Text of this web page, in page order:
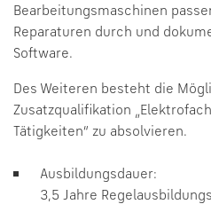
Bearbeitungsmaschinen
Reparaturen durch und
Software.
Des Weiteren besteht die
Zusatzqualifikation
Tätigkeiten“ zu absolvieren.
Ausbildungsdauer:
3,5 Jahre